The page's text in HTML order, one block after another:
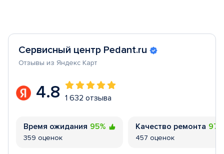
Сервисный центр Pedant.ru
Отзывы из Яндекс Карт
4.8 1 632 отзыва
Время ожидания 95%
359 оценок
Качество ремонта
457 оценок